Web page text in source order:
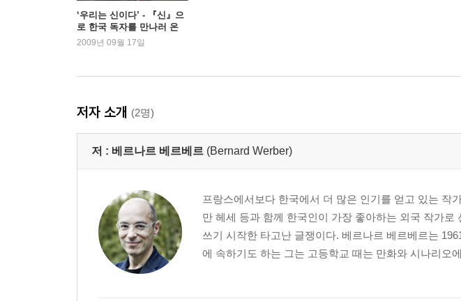
‘우리는 신이다’ - 『신』으
로 한국 독자를 만나러 온
베르나르 베르베르
2009년 09월 17일
저자 소개 (2명)
저 : 베르나르 베르베르 (Bernard Werber)
프랑스에서보다 한국에서 더 많은 인기를 얻고 있는 작
만 헤세 등과 함께 한국인이 가장 좋아하는 외국 작가
쓰기 시작한 타고난 글쟁이다. 베르나르 베르베르는
에 속하기도 하는 그는 고등학교 때는 만화와 시나리오